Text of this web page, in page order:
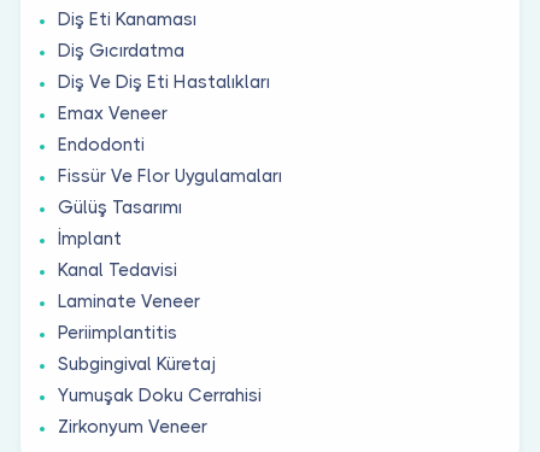
Diş Eti Kanaması
Diş Gıcırdatma
Diş Ve Diş Eti Hastalıkları
Emax Veneer
Endodonti
Fissür Ve Flor Uygulamaları
Gülüş Tasarımı
İmplant
Kanal Tedavisi
Laminate Veneer
Periimplantitis
Subgingival Küretaj
Yumuşak Doku Cerrahisi
Zirkonyum Veneer